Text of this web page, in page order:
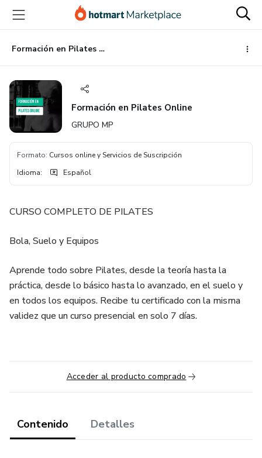
principal
página
de
página
Formación en Pilates Online
Formación en Pilates Online
GRUPO MP
Formato: Cursos online y Servicios de Suscripción
Idioma: Español
CURSO COMPLETO DE PILATES
Bola, Suelo y Equipos
Aprende todo sobre Pilates, desde la teoría hasta la
práctica, desde lo básico hasta lo avanzado, en el suelo y
en todos los equipos. Recibe tu certificado con la misma
validez que un curso presencial en solo 7 días.
Acceder al producto comprado
Contenido Detalles